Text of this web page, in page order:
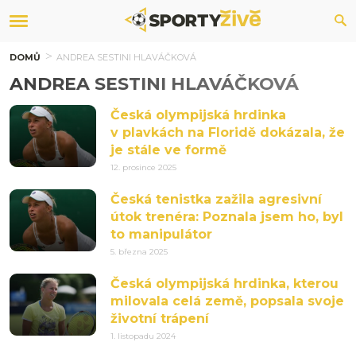
DOMŮ ANDREA SESTINI HLAVÁČKOVÁ
ANDREA SESTINI HLAVÁČKOVÁ
Česká olympijská hrdinka
v plavkách na Floridě dokázala, že
je stále ve formě
12. prosince 2025
Česká tenistka zažila agresivní
útok trenéra: Poznala jsem ho, byl
to manipulátor
5. března 2025
Česká olympijská hrdinka, kterou
milovala celá země, popsala svoje
životní trápení
1. listopadu 2024